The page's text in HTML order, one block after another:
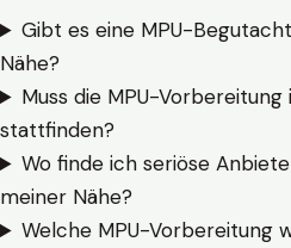
Gibt es eine MPU-
Nähe?
Muss die MPU-
stattfinden?
Wo finde ich seriöse
meiner Nähe?
Welche MPU-Vorbereitung